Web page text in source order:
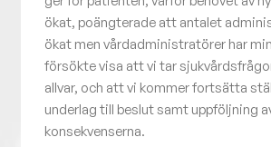
ökat, poängterade att antalet
ökat men vårdadministratörer har
försökte visa att vi tar
allvar, och att vi kommer fortsätta
underlag till beslut samt uppföljning
konsekvenserna.